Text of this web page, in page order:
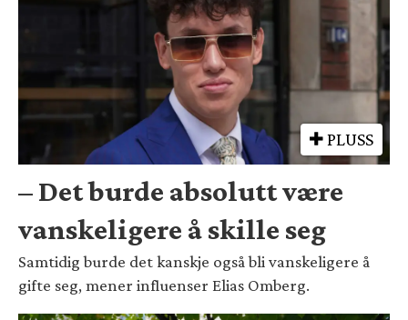
PLUSS
– Det burde absolutt være
vanskeligere å skille seg
Samtidig burde det kanskje også bli vanskeligere å
gifte seg, mener influenser Elias Omberg.